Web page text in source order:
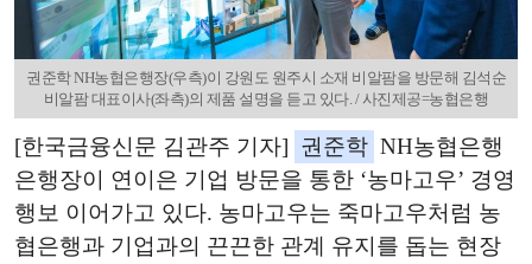
권준학 NH농협은행장(우측)이 강원도 원주시 소재 비알팜을 방문해 김석순
비알팜 대표이사(좌측)의 제품 설명을 듣고 있다. / 사진제공=농협은행
[한국금융신문 김관주 기자] 권준학 NH농협은행
은행장이 연이은 기업 방문을 통한 ‘농마고우’ 경영
행보 이어가고 있다. 농마고우는 죽마고우처럼 농
협은행과 기업과의 끈끈한 관계 유지를 돕는 현장